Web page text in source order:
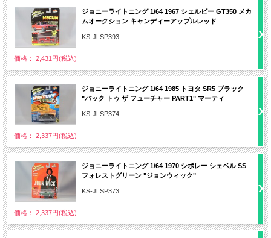
ジョニーライトニング 1/64 1967 シェルビー GT350 メカ
ムオークション キャンディーアップルレッド
KS-JLSP393
価格： 2,431円(税込)
ジョニーライトニング 1/64 1985 トヨタ SR5 ブラック
"バック トゥ ザ フューチャー PART1" マーティ
KS-JLSP374
価格： 2,337円(税込)
ジョニーライトニング 1/64 1970 シボレー シェベル SS
フォレストグリーン "ジョンウィック"
KS-JLSP373
価格： 2,337円(税込)